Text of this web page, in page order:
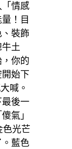
情感
！目
裝飾
土
你的
始下
喊。
後一
氣」
色光芒
藍色